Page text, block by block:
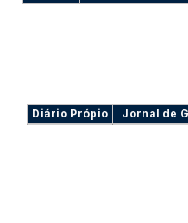
Diário Própio Jornal de